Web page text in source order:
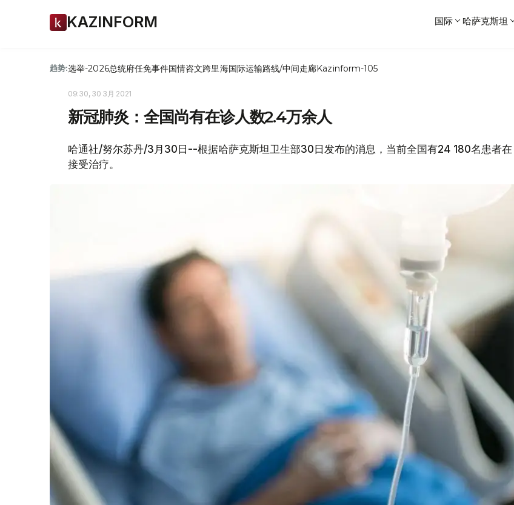
KAZINFORM 国际 哈萨克斯坦
趋势:选举-2026总统府任免事件国情咨文跨里海国际运输路线/中间走廊Kazinform-105
09:30, 30 3月 2021
新冠肺炎：全国尚有在诊人数2.4万余人
哈通社/努尔苏丹/3月30日--根据哈萨克斯坦卫生部30日发布的消息，当前全国有24 180名患者在
接受治疗。